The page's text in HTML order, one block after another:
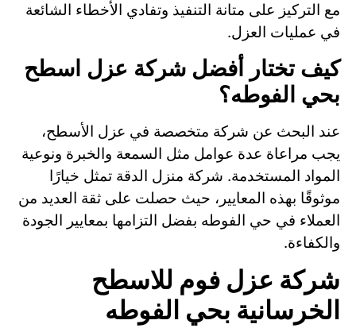
مع التركيز على متانة التنفيذ وتفادي الأخطاء الشائعة
في عمليات العزل.
كيف تختار أفضل شركة عزل اسطح
بحي الفوطه؟
عند البحث عن شركة متخصصة في عزل الأسطح،
يجب مراعاة عدة عوامل مثل السمعة والخبرة ونوعية
المواد المستخدمة. شركة منزل الدقة تمثل خيارًا
موثوقًا بهذه المعايير، حيث حصلت على ثقة العديد من
العملاء في حي الفوطه بفضل التزامها بمعايير الجودة
والكفاءة.
شركة عزل فوم للاسطح
الخرسانية بحي الفوطه